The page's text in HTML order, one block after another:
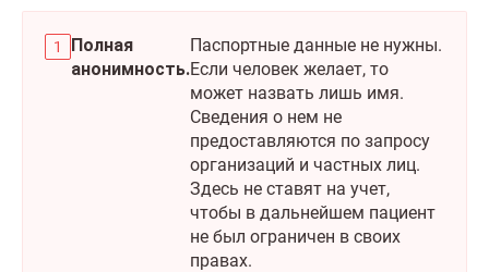
Полная
анонимность.
Паспортные данные не нужны.
Если человек желает, то
может назвать лишь имя.
Сведения о нем не
предоставляются по запросу
организаций и частных лиц.
Здесь не ставят на учет,
чтобы в дальнейшем пациент
не был ограничен в своих
правах.